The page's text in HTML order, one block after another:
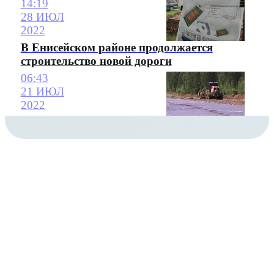
14:19
28 ИЮЛ
2022
В Енисейском районе продолжается
строительство новой дороги
06:43
21 ИЮЛ
2022